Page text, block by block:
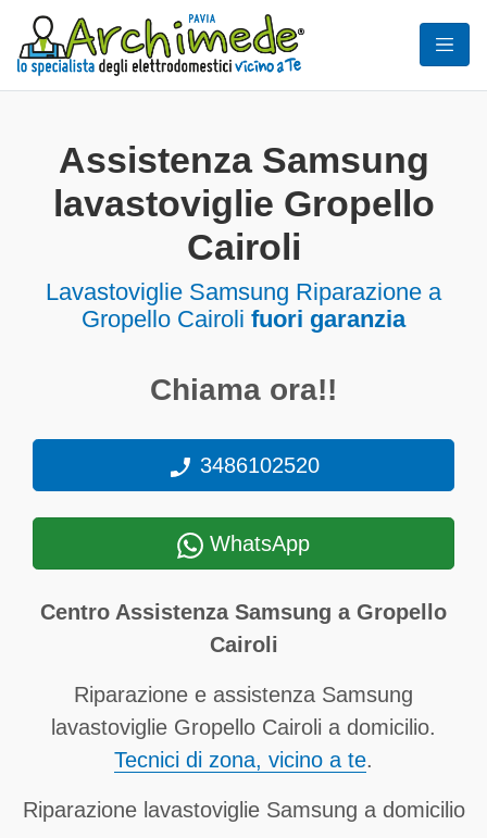
Assistenza Samsung
lavastoviglie Gropello
Cairoli
Lavastoviglie Samsung Riparazione a
Gropello Cairoli fuori garanzia
Chiama ora!!
3486102520
WhatsApp
Centro Assistenza Samsung a Gropello
Cairoli
Riparazione e assistenza Samsung
lavastoviglie Gropello Cairoli a domicilio.
Tecnici di zona, vicino a te.
Riparazione lavastoviglie Samsung a domicilio